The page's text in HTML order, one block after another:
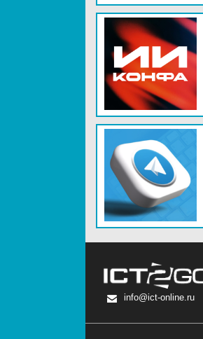
info@ict-online.ru